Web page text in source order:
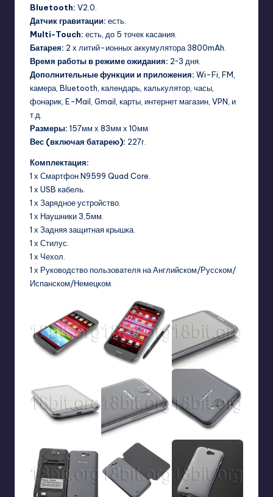
Bluetooth: V2.0.
Датчик гравитации: есть.
Multi-Touch: есть, до 5 точек касания.
Батарея: 2 х литий-ионных аккумулятора 3800mAh.
Время работы в режиме ожидания: 2~3 дня.
Дополнительные функции и приложения: Wi-Fi, FM,
камера, Bluetooth, календарь, калькулятор, часы,
фонарик, E-Mail, Gmail, карты, интернет магазин, VPN, и
т.д.
Размеры: 157мм х 83мм х 10мм.
Вес (включая батарею): 227г.
Комплектация:
1 х Смартфон N9599 Quad Core.
1 х USB кабель.
1 х Зарядное устройство.
1 х Наушники 3,5мм.
1 х Задняя защитная крышка.
1 х Стилус.
1 х Чехол.
1 х Руководство пользователя на Английском/Русском/
Испанском/Немецком.